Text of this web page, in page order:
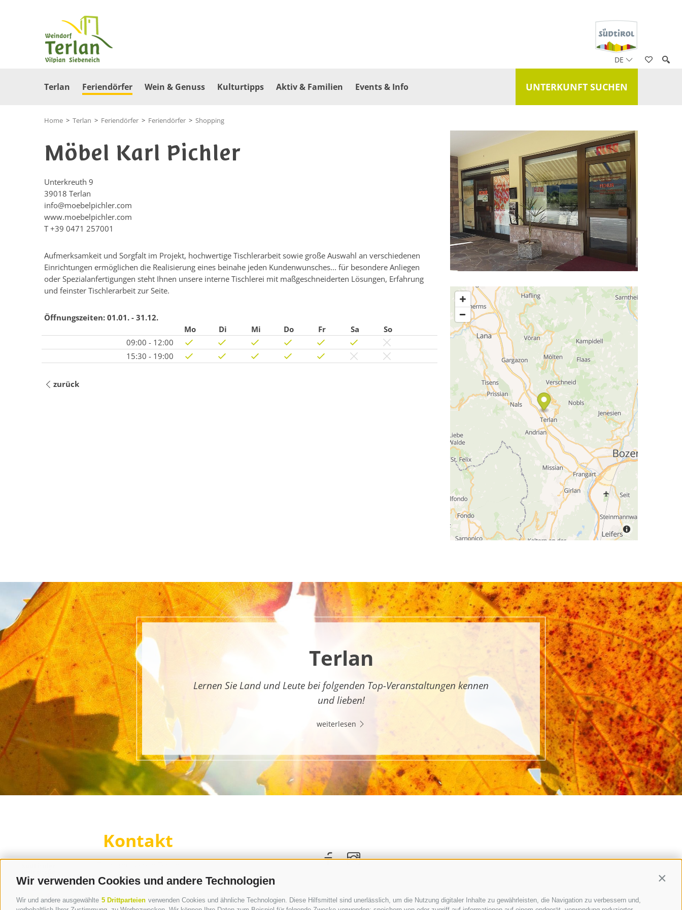
Wir verwenden Cookies und andere Technologien
Wir und andere ausgewählte 5 Drittparteien verwenden Cookies und ähnliche Technologien. Diese Hilfsmittel sind unerlässlich, um die Nutzung digitaler Inhalte zu gewährleisten, die Navigation zu verbessern und,
DE
UNTERKUNFT SUCHEN
Terlan Feriendörfer Wein & Genuss Kulturtipps Aktiv & Familien Events & Info
Home > Terlan > Feriendörfer > Feriendörfer > Shopping
Möbel Karl Pichler
Unterkreuth 9
39018 Terlan
info@moebelpichler.com
www.moebelpichler.com
T +39 0471 257001
Aufmerksamkeit und Sorgfalt im Projekt, hochwertige Tischlerarbeit sowie große Auswahl an verschiedenen
Einrichtungen ermöglichen die Realisierung eines beinahe jeden Kundenwunsches... für besondere Anliegen
oder Spezialanfertigungen steht Ihnen unsere interne Tischlerei mit maßgeschneiderten Lösungen, Erfahrung
und feinster Tischlerarbeit zur Seite.
Öffnungszeiten: 01.01. - 31.12.
Mo
Di Mi Do Fr Sa
So
09:00 - 12:00
15:30 - 19:00
zurück
Terlan
Lernen Sie Land und Leute bei folgenden Top-Veranstaltungen kennen
und lieben!
weiterlesen
Kontakt
Dr.-Weiser-Platz 2
I - 39018 Terlan BZ
Tel. +39 0471 257 165